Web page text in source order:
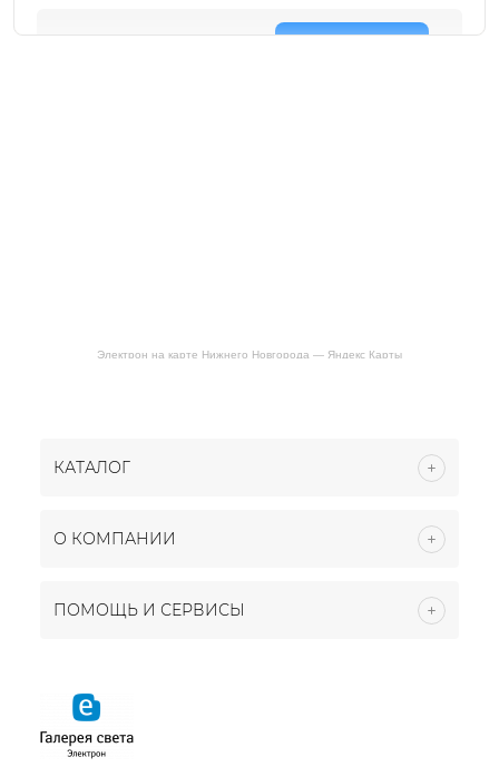
Электрон на карте Нижнего Новгорода — Яндекс Карты
КАТАЛОГ
О КОМПАНИИ
ПОМОЩЬ И СЕРВИСЫ